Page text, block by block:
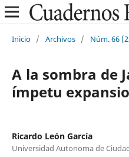
Inicio / Archivos / Núm. 66
A la sombra de
ímpetu
Ricardo León García
Universidad Autonoma de